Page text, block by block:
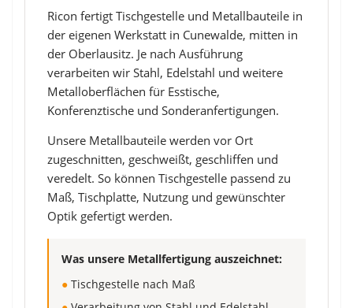
Ricon fertigt Tischgestelle und Metallbauteile in
der eigenen Werkstatt in Cunewalde, mitten in
der Oberlausitz. Je nach Ausführung
verarbeiten wir Stahl, Edelstahl und weitere
Metalloberflächen für Esstische,
Konferenztische und Sonderanfertigungen.
Unsere Metallbauteile werden vor Ort
zugeschnitten, geschweißt, geschliffen und
veredelt. So können Tischgestelle passend zu
Maß, Tischplatte, Nutzung und gewünschter
Optik gefertigt werden.
Was unsere Metallfertigung auszeichnet:
● Tischgestelle nach Maß